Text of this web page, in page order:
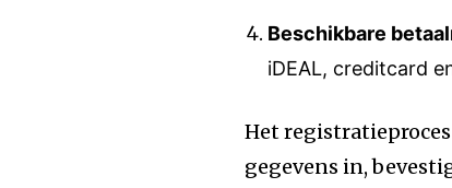
Beschikbare
iDEAL, creditcard
Het
gegevens in,